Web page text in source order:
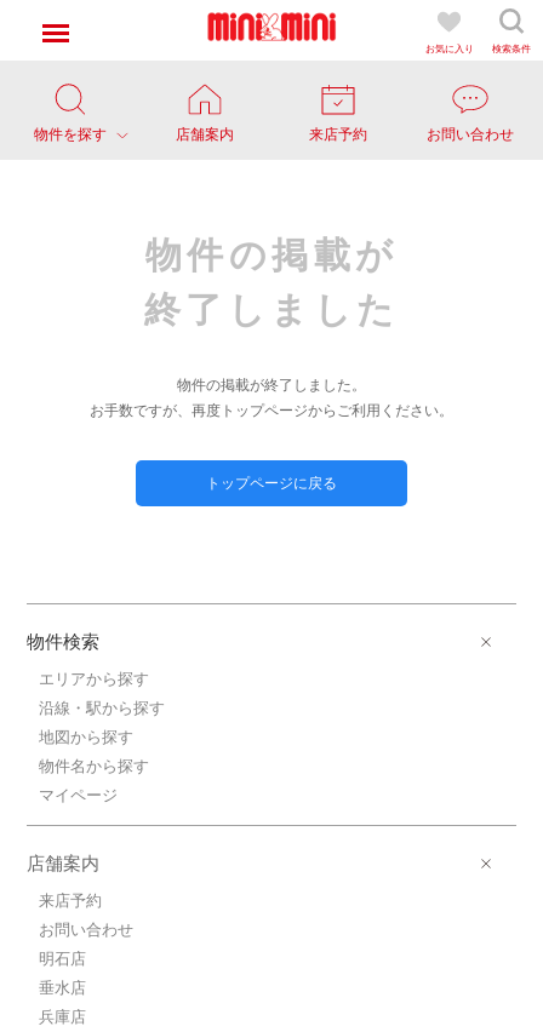
お気に入り 検索条件
物件を探す 店舗案内 来店予約 お問い合わせ
物件の掲載が
終了しました
物件の掲載が終了しました。
お手数ですが、再度トップページからご利用ください。
トップページに戻る
物件検索
エリアから探す
沿線・駅から探す
地図から探す
物件名から探す
マイページ
店舗案内
来店予約
お問い合わせ
明石店
垂水店
兵庫店